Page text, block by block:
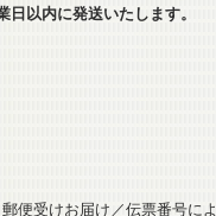
以内に発送いたします。
便受けお届け／伝票番号によ